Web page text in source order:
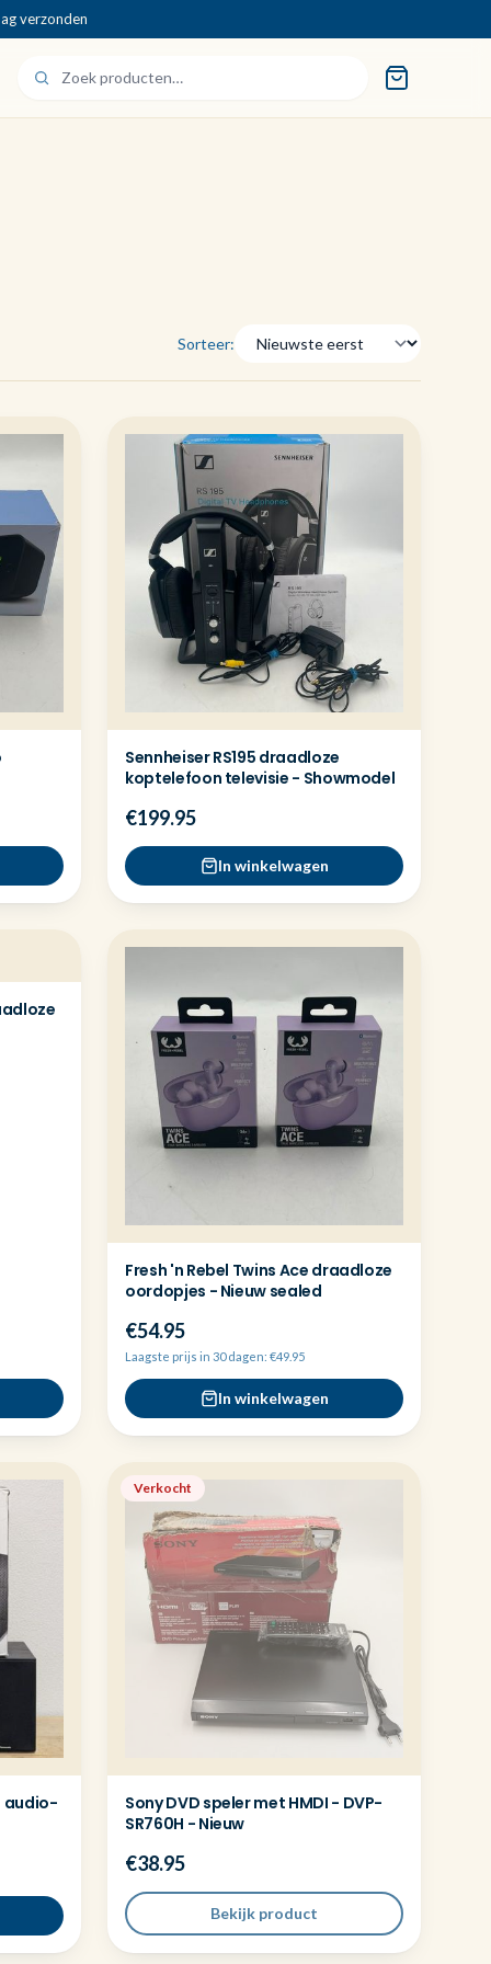
verzonden
Sorteer:
Sennheiser RS195 draadloze
koptelefoon televisie - Showmodel
€199.95
In winkelwagen
Fresh 'n Rebel Twins Ace draadloze
oordopjes - Nieuw sealed
€54.95
Laagste prijs in 30 dagen: €49.95
In winkelwagen
audio-
Verkocht
Sony DVD speler met HMDI - DVP-
SR760H - Nieuw
€38.95
Bekijk product